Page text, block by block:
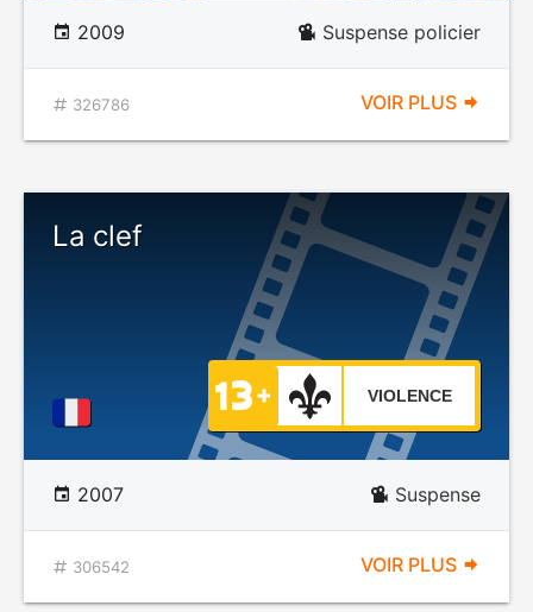
2009 Suspense policier
326786 VOIR PLUS
La clef
VIOLENCE
2007 Suspense
306542 VOIR PLUS